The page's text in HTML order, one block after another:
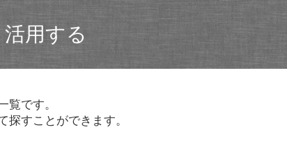
用する
覧です。
すことができます。